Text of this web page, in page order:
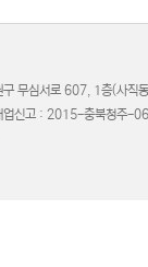
무심서로 607, 1층(사직
신고 : 2015-충북청